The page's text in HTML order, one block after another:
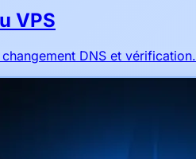
VPS
DNS et vérification.